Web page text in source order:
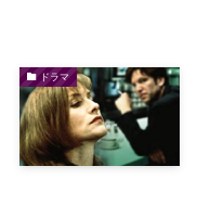
ドラマ